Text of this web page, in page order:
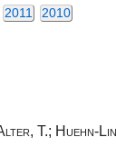
2011 2010
T.; Huehn-